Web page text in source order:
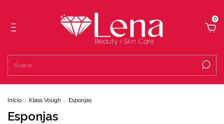
0
Início . Klass Vough . Esponjas
Esponjas